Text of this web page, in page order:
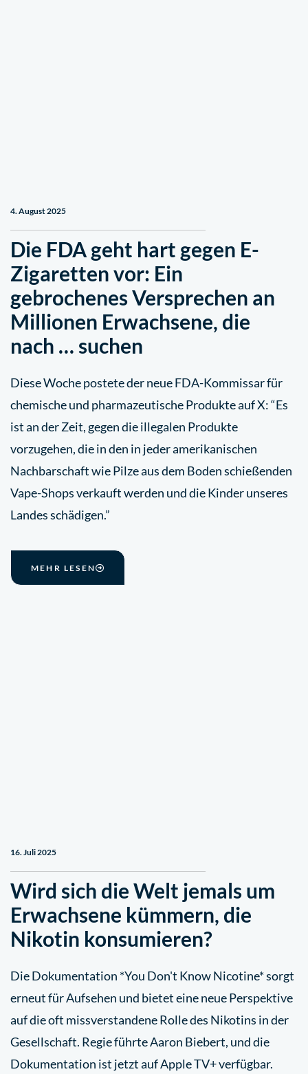
4. August 2025
Die FDA geht hart gegen E-
Zigaretten vor: Ein
gebrochenes Versprechen an
Millionen Erwachsene, die
nach … suchen
Diese Woche postete der neue FDA-Kommissar für
chemische und pharmazeutische Produkte auf X: “Es
ist an der Zeit, gegen die illegalen Produkte
vorzugehen, die in den in jeder amerikanischen
Nachbarschaft wie Pilze aus dem Boden schießenden
Vape-Shops verkauft werden und die Kinder unseres
Landes schädigen.”
MEHR LESEN
16. Juli 2025
Wird sich die Welt jemals um
Erwachsene kümmern, die
Nikotin konsumieren?
Die Dokumentation *You Don't Know Nicotine* sorgt
erneut für Aufsehen und bietet eine neue Perspektive
auf die oft missverstandene Rolle des Nikotins in der
Gesellschaft. Regie führte Aaron Biebert, und die
Dokumentation ist jetzt auf Apple TV+ verfügbar.